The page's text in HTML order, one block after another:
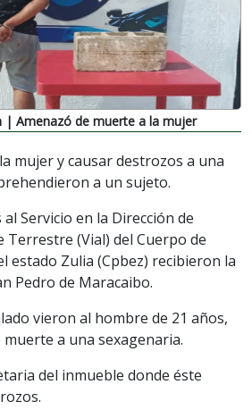
| Amenazó de muerte a la mujer
mujer y causar destrozos a una
a un sujeto.
Servicio en la Dirección de
Terrestre (Vial) del Cuerpo de
estado Zulia (Cpbez) recibieron la
Pedro de Maracaibo.
vieron al hombre de 21 años,
a una sexagenaria.
del inmueble donde éste